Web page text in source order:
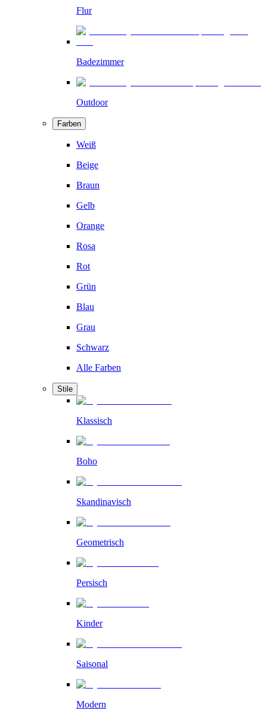
Flur
Badezimmer
Outdoor
Farben
Weiß
Beige
Braun
Gelb
Orange
Rosa
Rot
Grün
Blau
Grau
Schwarz
Alle Farben
Stile
Klassisch
Boho
Skandinavisch
Geometrisch
Persisch
Kinder
Saisonal
Modern